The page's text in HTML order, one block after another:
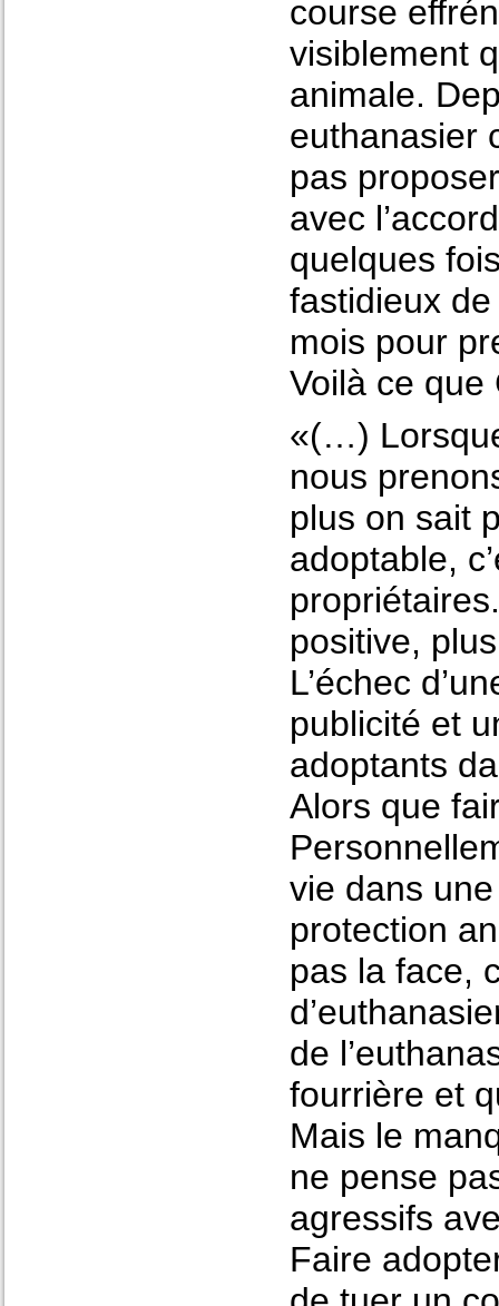
course
visiblement
animale.
euthanasier
pas
avec
quelques
fastidieux
mois pour
Voilà ce que
«(…)
nous
plus on sait
adoptable,
positive,
L’échec
publicité et
adoptants
Alors que
vie dans
protection
pas la face,
de
fourrière et
Mais le
ne pense
agressifs
Faire